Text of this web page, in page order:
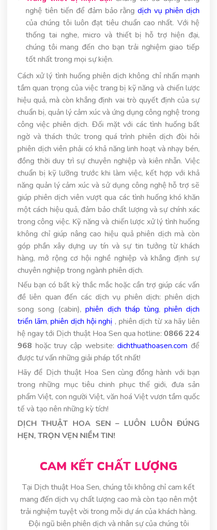
nghệ tiên tiến để đảm bảo rằngdịch vụ phiên dịch
của chúng tôi luôn đạt tiêu chuẩn cao nhất. Với hệ
thống tai nghe, micro và thiết bị hỗ trợ hiện đại,
chúng tôi mang đến cho bạn trải nghiệm giao tiếp
tốt nhất trong mọi sự kiện.
Cách xử lý tình huống phiên dịch không chỉ nhấn mạnh
tầm quan trọng của việc trang bị kỹ năng và chiến lược
hiệu quả, mà còn khẳng định vai trò quyết định của sự
chuẩn bị, quản lý cảm xúc và ứng dụng công nghệ trong
công việc phiên dịch. Đối mặt với các tình huống bất
ngờ và thách thức trong quá trình phiên dịch đòi hỏi
phiên dịch viên phải có khả năng linh hoạt và nhạy bén,
đồng thời duy trì sự chuyên nghiệp và kiên nhẫn. Việc
chuẩn bị kỹ lưỡng trước khi làm việc, kết hợp với khả
năng quản lý cảm xúc và sử dụng công nghệ hỗ trợ sẽ
giúp phiên dịch viên vượt qua các tình huống khó khăn
một cách hiệu quả, đảm bảo chất lượng và sự chính xác
trong công việc. Kỹ năng và chiến lược xử lý tình huống
không chỉ giúp nâng cao hiệu quả phiên dịch mà còn
góp phần xây dựng uy tín và sự tin tưởng từ khách
hàng, mở rộng cơ hội nghề nghiệp và khẳng định sự
chuyên nghiệp trong ngành phiên dịch.
Nếu bạn có bất kỳ thắc mắc hoặc cần trợ giúp các vấn
đề liên quan đến các dịch vụ phiên dịch: phiên dịch
song song (cabin),phiên dịch tháp tùng, phiên dịch
triển lãm,phiên dịch hội nghị , phiên dịch từ xa hãy liên
hệ ngay tới Dịch thuật Hoa Sen qua hotline: 0866 224
968 hoặc truy cập website:dichthuathoasen.com để
được tư vấn những giải pháp tốt nhất!
Hãy để Dịch thuật Hoa Sen cùng đồng hành với bạn
trong những mục tiêu chinh phục thế giới, đưa sản
phẩm Việt, con người Việt, văn hoá Việt vươn tầm quốc
tế và tạo nên những kỳ tích!
DỊCH THUẬT HOA SEN – LUÔN LUÔN ĐÚNG
HẸN, TRỌN VẸN NIỀM TIN!
CAM KẾT CHẤT LƯỢNG
Tại Dịch thuật Hoa Sen, chúng tôi không chỉ cam kết
mang đến dịch vụ chất lượng cao mà còn tạo nên một
trải nghiệm tuyệt vời trong mỗi dự án của khách hàng.
Đội ngũ biên phiên dịch và nhân sự của chúng tôi